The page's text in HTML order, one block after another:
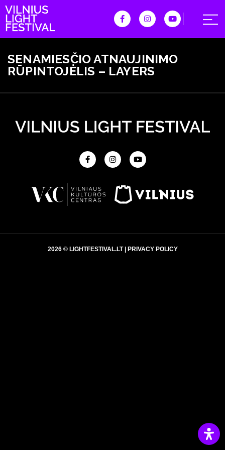
SENAMIESČIO ATNAUJINIMO
RŪPINTOJĖLIS – LAYERS
2026 © LIGHTFESTIVAL.LT | PRIVACY POLICY